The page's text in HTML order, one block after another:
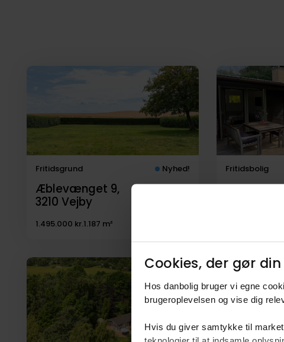
Cookies, der gør
Hos danbolig bruger vi egne
brugeroplevelsen og vise dig
Hvis du giver samtykke til
salg
Fritidsgrund Nyhed!
Æblevænget 9,
3210 Vejby
1.495.000 kr.1.187 m²
Fritidsbolig
Solgt juli 2026